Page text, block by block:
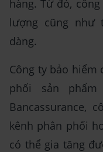
hàng. Từ đó,
lượng cũng như
dàng.
Công ty bảo
phối sản
Bancassurance,
kênh phân phối
có thể gia tăng